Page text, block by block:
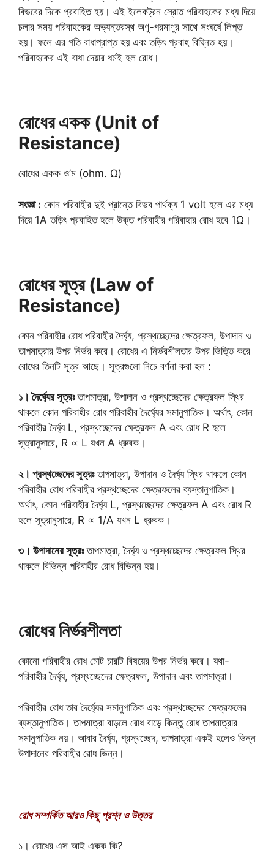
বিভবের দিকে প্রবাহিত হয়। এই ইলেকট্রন স্রোত পরিবাহকের মধ্য দিয়ে
চলার সময় পরিবাহকের অভ্যন্তরস্থ অণু-পরমাণুর সাথে সংঘর্ষে লিপ্ত
হয়। ফলে এর গতি বাধাপ্রাপ্ত হয় এবং তড়িৎ প্রবাহ বিঘ্নিত হয়।
পরিবাহকের এই বাধা দেয়ার ধর্মই হল রোধ।
রোধের একক (Unit of
Resistance)
রোধের একক ও’ম (ohm. Ω)
সংজ্ঞা : কোন পরিবাহীর দুই প্রান্তে বিভব পার্থক্য 1 volt হলে এর মধ্য
দিয়ে 1A তড়িৎ প্রবাহিত হলে উক্ত পরিবাহীর পরিবাহার রোধ হবে 1Ω।
রোধের সূত্র (Law of
Resistance)
কোন পরিবাহীর রোধ পরিবাহীর দৈর্ঘ্য, প্রস্থচ্ছেদের ক্ষেত্রফল, উপাদান ও
তাপমাত্রার উপর নির্ভর করে। রোধের এ নির্ভরশীলতার উপর ভিত্তি করে
রোধের তিনটি সূত্র আছে। সূত্রগুলো নিচে বর্ণনা করা হল :
১। দৈর্ঘ্যের সূত্রঃতাপমাত্রা, উপাদান ও প্রস্থচ্ছেদের ক্ষেত্রফল স্থির
থাকলে কোন পরিবাহীর রোধ পরিবাহীর দৈর্ঘ্যের সমানুপাতিক। অর্থাৎ, কোন
পরিবাহীর দৈর্ঘ্য L, প্রস্থচ্ছেদের ক্ষেত্রফল A এবং রোধ R হলে
সূত্রানুসারে, R ∝ L যখন A ধ্রুবক।
২। প্রস্থচ্ছেদের সূত্রঃতাপমাত্রা, উপাদান ও দৈর্ঘ্য স্থির থাকলে কোন
পরিবাহীর রোধ পরিবাহীর প্রস্থচ্ছেদের ক্ষেত্রফলের ব্যস্তানুপাতিক।
অর্থাৎ, কোন পরিবাহীর দৈর্ঘ্য L, প্রস্থচ্ছেদের ক্ষেত্রফল A এবং রোধ R
হলে সূত্রানুসারে, R ∝ 1/A যখন L ধ্রুবক।
৩। উপাদানের সূত্রঃতাপমাত্রা, দৈর্ঘ্য ও প্রস্থচ্ছেদের ক্ষেত্রফল স্থির
থাকলে বিভিন্ন পরিবাহীর রোধ বিভিন্ন হয়।
রোধের নির্ভরশীলতা
কোনো পরিবাহীর রোধ মোট চারটি বিষয়ের উপর নির্ভর করে। যথা-
পরিবাহীর দৈর্ঘ্য, প্রস্থচ্ছেদের ক্ষেত্রফল, উপাদান এবং তাপমাত্রা।
পরিবাহীর রোধ তার দৈর্ঘ্যের সমানুপাতিক এবং প্রস্থচ্ছেদের ক্ষেত্রফলের
ব্যস্তানুপাতিক। তাপমাত্রা বাড়লে রোধ বাড়ে কিন্তু রোধ তাপমাত্রার
সমানুপাতিক নয়। আবার দৈর্ঘ্য, প্রস্থচ্ছেদ, তাপমাত্রা একই হলেও ভিন্ন
উপাদানের পরিবাহীর রোধ ভিন্ন।
রোধ সম্পর্কিত আরও কিছু প্রশ্ন ও উত্তর
১। রোধের এস আই একক কি?